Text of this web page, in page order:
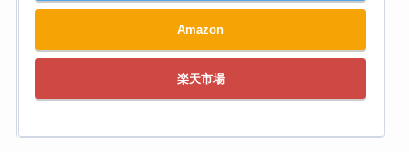
Amazon
楽天市場